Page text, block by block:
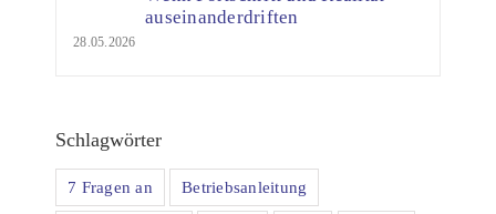
auseinanderdriften
28.05.2026
Schlagwörter
7 Fragen an Betriebsanleitung